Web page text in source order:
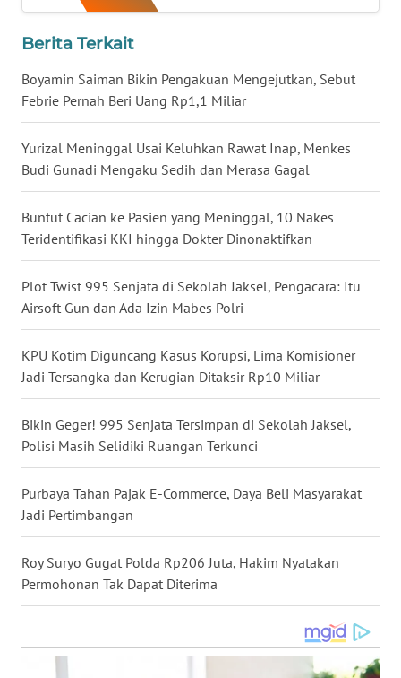
Berita Terkait
Boyamin Saiman Bikin Pengakuan Mengejutkan, Sebut
Febrie Pernah Beri Uang Rp1,1 Miliar
Yurizal Meninggal Usai Keluhkan Rawat Inap, Menkes
Budi Gunadi Mengaku Sedih dan Merasa Gagal
Buntut Cacian ke Pasien yang Meninggal, 10 Nakes
Teridentifikasi KKI hingga Dokter Dinonaktifkan
Plot Twist 995 Senjata di Sekolah Jaksel, Pengacara: Itu
Airsoft Gun dan Ada Izin Mabes Polri
KPU Kotim Diguncang Kasus Korupsi, Lima Komisioner
Jadi Tersangka dan Kerugian Ditaksir Rp10 Miliar
Bikin Geger! 995 Senjata Tersimpan di Sekolah Jaksel,
Polisi Masih Selidiki Ruangan Terkunci
Purbaya Tahan Pajak E-Commerce, Daya Beli Masyarakat
Jadi Pertimbangan
Roy Suryo Gugat Polda Rp206 Juta, Hakim Nyatakan
Permohonan Tak Dapat Diterima
TAPANULI
TENGAH
WN DELI
SERDANG
WN
TEBING
TINGGI
WN
WN
BEKASI
WN
BOGOR
WN
DEPOK
WN
TAPANULI
UTARA
WN